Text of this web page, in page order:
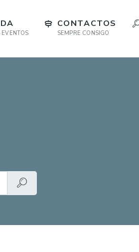
CONTACTOS
SEMPRE CONSIGO